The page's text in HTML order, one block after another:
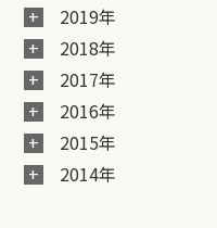
2019年
2018年
2017年
2016年
2015年
2014年